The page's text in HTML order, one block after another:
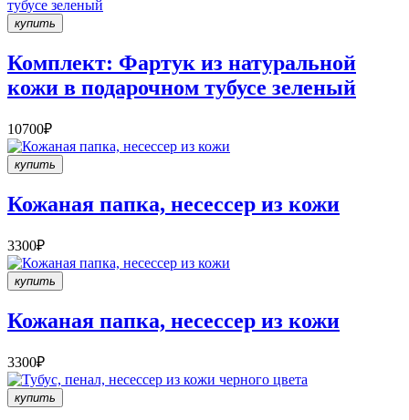
купить
Комплект: Фартук из натуральной
кожи в подарочном тубусе зеленый
10700₽
купить
Кожаная папка, несессер из кожи
3300₽
купить
Кожаная папка, несессер из кожи
3300₽
купить